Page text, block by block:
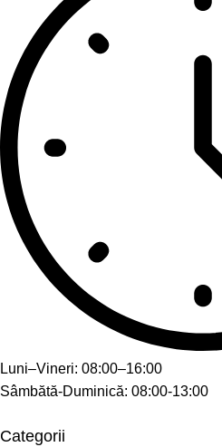
Luni–Vineri: 08:00–16:00
Sâmbătă-Duminică: 08:00-13:00
Categorii